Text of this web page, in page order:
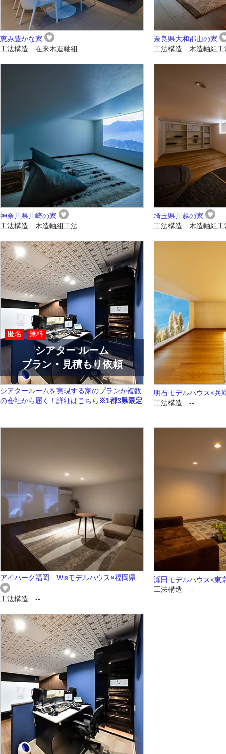
恵み豊かな家
工法構造 在来木造軸組
奈良県大和郡山の家
工法構造 木造軸組工
神奈川県川崎の家
工法構造 木造軸組工法
埼玉県川越の家
工法構造 木造軸組工
匿名 無料
シアター ルーム
プラン・見積もり依頼
シアタールームを実現する家のプランが複数
の会社から届く！詳細はこちら ※1都3県限定
明石モデルハウス×兵
工法構造 --
アイパーク福岡 Wisモデルハウス×福岡県
工法構造 --
瀬田モデルハウス×東
工法構造 --